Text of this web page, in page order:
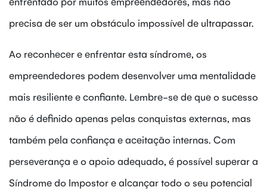
precisa de ser um obstáculo impossível de ultrapassar.
Ao reconhecer e enfrentar esta síndrome, os
empreendedores podem desenvolver uma mentalidade
mais resiliente e confiante. Lembre-se de que o sucesso
não é definido apenas pelas conquistas externas, mas
também pela confiança e aceitação internas. Com
perseverança e o apoio adequado, é possível superar a
Síndrome do Impostor e alcançar todo o seu potencial